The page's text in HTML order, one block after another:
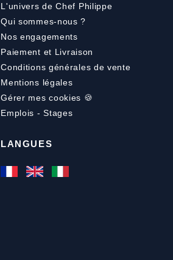
L'univers de Chef Philippe
Qui sommes-nous ?
Nos engagements
Paiement et Livraison
Conditions générales de vente
Mentions légales
Gérer mes cookies 🍪
Emplois - Stages
LANGUES